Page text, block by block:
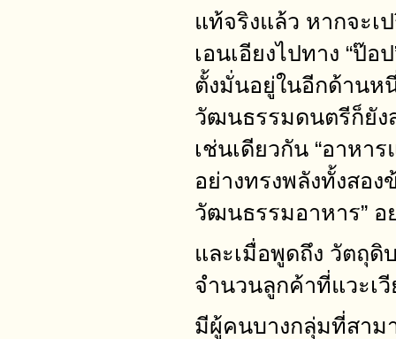
แท้จริงแล้ว หากจะเ
เอนเอียงไปทาง “ป๊
ตั้งมั่นอยู่ในอีกด้านห
วัฒนธรรมดนตรีก็ยัง
เช่นเดียวกัน “อาหา
อย่างทรงพลังทั้งสอ
วัฒนธรรมอาหาร” อ
และเมื่อพูดถึง วัตถุดิ
จำนวนลูกค้าที่แวะเ
มีผู้คนบางกลุ่มที่สาม